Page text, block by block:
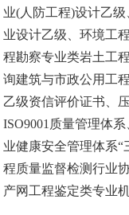
业(人防工程)设计乙
业设计乙级、环境工
程勘察专业类岩土工
询建筑与市政公用工
乙级资信评价证书、
ISO9001质量管理体
业健康安全管理体系“
程质量监督检测行业
产网工程鉴定类专业机